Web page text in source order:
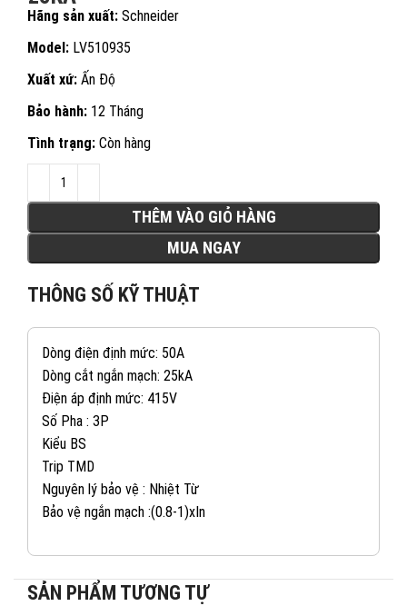
Hãng sản xuất: Schneider
Model: LV510935
Xuất xứ: Ấn Độ
Bảo hành: 12 Tháng
Tình trạng: Còn hàng
THÊM VÀO GIỎ HÀNG
MUA NGAY
THÔNG SỐ KỸ THUẬT
Dòng điện định mức: 50A
Dòng cắt ngắn mạch: 25kA
Điện áp định mức: 415V
Số Pha : 3P
Kiểu BS
Trip TMD
Nguyên lý bảo vệ : Nhiệt Từ
Bảo vệ ngắn mạch :(0.8-1)xIn
SẢN PHẨM TƯƠNG TỰ
KINH DOANH 1: